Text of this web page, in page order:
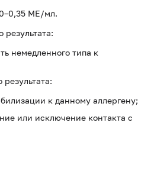
МЕ/мл.
немедленного типа к
к данному аллергену;
или исключение контакта с